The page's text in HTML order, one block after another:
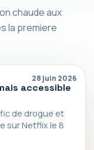
chaude aux
la premiere
28 juin 2026
accessible
de drogue et
sur Netflix le 8